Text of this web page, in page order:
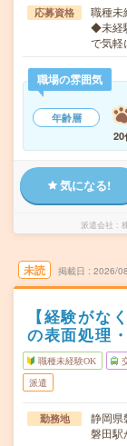
応募資格
職種未
◆未経
で気
職場の雰囲気
年齢層
20
気になる!
派遣会社
未読 掲載日 2026/
【経験がな
の表面処理
職種未経験OK
派遣
勤務地
静岡県
磐田駅